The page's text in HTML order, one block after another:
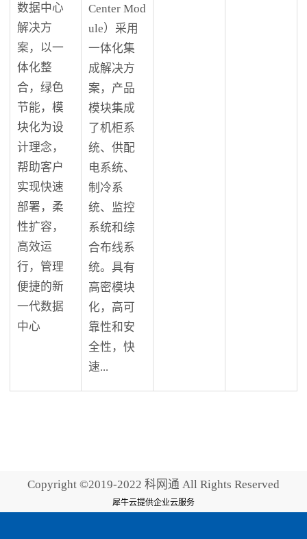
数据中心
解决方
案，以一
体化整
合，绿色
节能，模
块化为设
计理念，
帮助客户
实现快速
部署，柔
性扩容，
高效运
行，管理
便捷的新
一代数据
中心
Center Mod
ule）采用
一体化集
成解决方
案，产品
模块集成
了机柜系
统、供配
电系统、
制冷系
统、监控
系统和综
合布线系
统。具有
高密模块
化，高可
靠性和安
全性，快
速...
Copyright ©2019-2022 科网通 All Rights Reserved
犀牛云提供企业云服务